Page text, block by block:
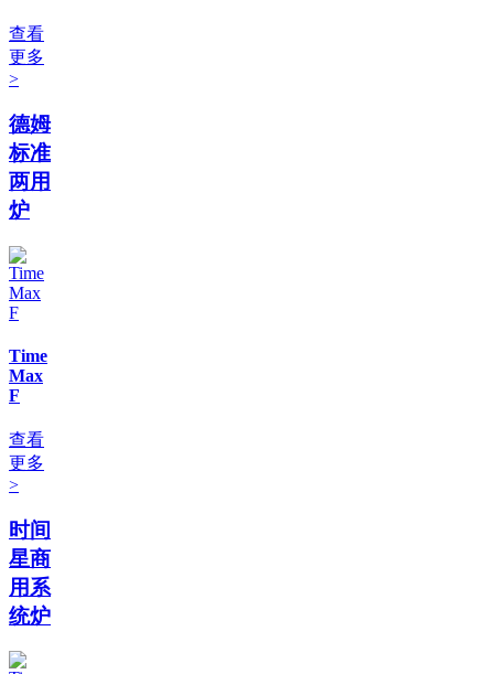
查看
更多
>
德姆
标准
两用
炉
Time
Max
F
查看
更多
>
时间
星商
用系
统炉